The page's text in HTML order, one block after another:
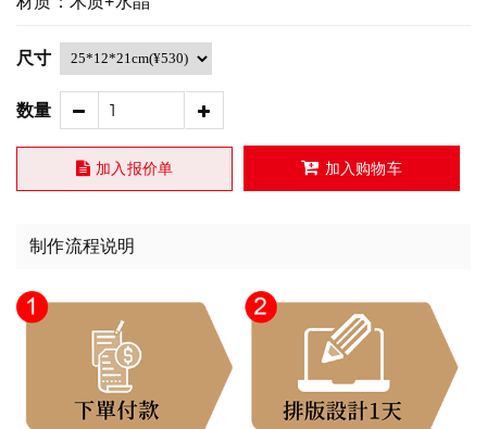
尺寸
数量
加入报价单 加入购物车
制作流程说明